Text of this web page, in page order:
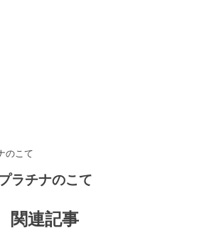
のこて
ラチナのこて
関連記事